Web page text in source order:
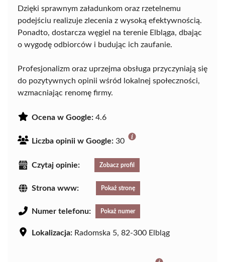
Dzięki sprawnym załadunkom oraz rzetelnemu
podejściu realizuje zlecenia z wysoką efektywnością.
Ponadto, dostarcza węgiel na terenie Elbląga, dbając
o wygodę odbiorców i budując ich zaufanie.
Profesjonalizm oraz uprzejma obsługa przyczyniają się
do pozytywnych opinii wśród lokalnej społeczności,
wzmacniając renomę firmy.
Ocena w Google: 4.6
Liczba opinii w Google: 30
Czytaj opinie: Zobacz profil
Strona www: Pokaż stronę
Numer telefonu: Pokaż numer
Lokalizacja: Radomska 5, 82-300 Elbląg